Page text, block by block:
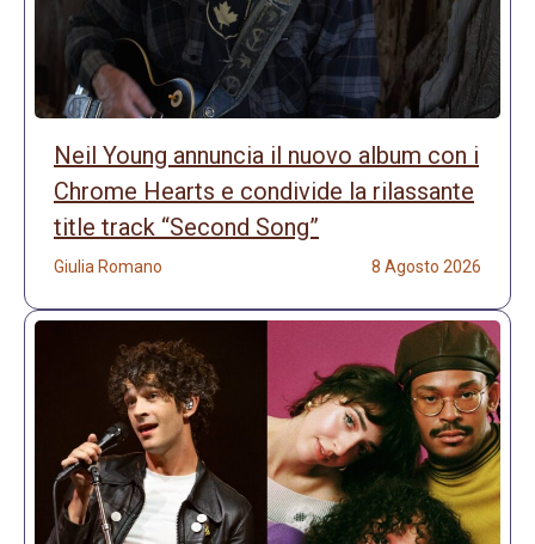
Neil Young annuncia il nuovo album con i
Chrome Hearts e condivide la rilassante
title track “Second Song”
Giulia Romano 8 Agosto 2026